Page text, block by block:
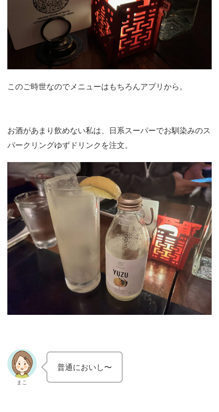
このご時世なのでメニューはもちろんアプリから。
お酒があまり飲めない私は、日系スーパーでお馴染みのス
パークリングゆずドリンクを注文。
まこ
普通においし〜